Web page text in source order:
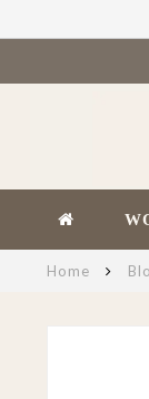
Home